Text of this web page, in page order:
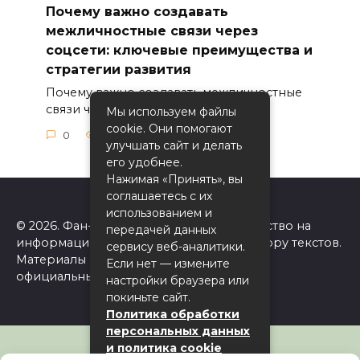
Почему важно создавать
межличностные связи через
соцсети: ключевые преимущества и
стратегии развития
Почему важно создавать межличностные
связи через соцсети
0 4
© 2026. Фан-сайт Одноклассники. Авторство на
информацию на сайте принадлежит автору текстов.
Материалы принадлежат ok.ru. Сайт не
официальный!
Мы используем файлы
cookie. Они помогают
улучшать сайт и делать
его удобнее.
Нажимая «Принять», вы
соглашаетесь с их
использованием и
передачей данных
сервису веб-аналитики.
Если нет — измените
настройки браузера или
покиньте сайт.
Политика обработки
персональных данных
и политика cookie